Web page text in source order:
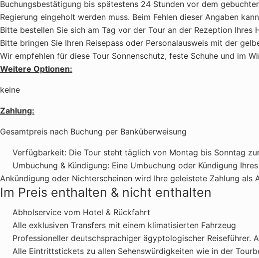
Buchungsbestätigung bis spätestens 24 Stunden vor dem
Regierung eingeholt werden muss. Beim Fehlen dieser Angaben
Bitte bestellen Sie sich am Tag vor der Tour an der Rezeption
Bitte bringen Sie Ihren Reisepass oder Personalausweis mit der
Wir empfehlen für diese Tour Sonnenschutz, feste Schuhe und im
Weitere Optionen:
keine
Zahlung:
Gesamtpreis nach Buchung per Banküberweisung
Verfügbarkeit: Die Tour steht täglich von Montag bis Sonntag
Umbuchung & Kündigung: Eine Umbuchung oder Kündigung
Ankündigung oder Nichterscheinen wird Ihre geleistete Zahlung als
Im Preis enthalten & nicht enthalten
Abholservice vom Hotel & Rückfahrt
Alle exklusiven Transfers mit einem klimatisierten Fahrzeug
Professioneller deutschsprachiger ägyptologischer Reiseführer.
Alle Eintrittstickets zu allen Sehenswürdigkeiten wie in der